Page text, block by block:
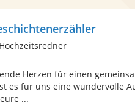
Herzen für einen
es für uns eine wundervolle
...